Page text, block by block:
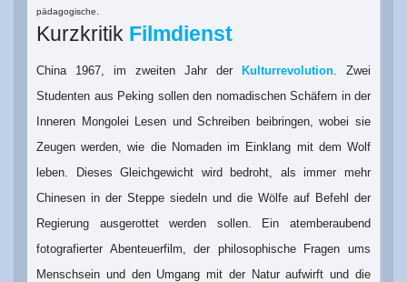
pädagogische.
Kurzkritik Filmdienst
China 1967, im zweiten Jahr der Kulturrevolution. Zwei
Studenten aus Peking sollen den nomadischen Schäfern in der
Inneren Mongolei Lesen und Schreiben beibringen, wobei sie
Zeugen werden, wie die Nomaden im Einklang mit dem Wolf
leben. Dieses Gleichgewicht wird bedroht, als immer mehr
Chinesen in der Steppe siedeln und die Wölfe auf Befehl der
Regierung ausgerottet werden sollen. Ein atemberaubend
fotografierter Abenteuerfilm, der philosophische Fragen ums
Menschsein und den Umgang mit der Natur aufwirft und die